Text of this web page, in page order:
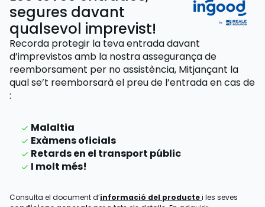
segures davant
qualsevol imprevist!
Recorda protegir la teva entrada davant
d’imprevistos amb la nostra assegurança de
reemborsament per no assistència, Mitjançant la
qual se’t reemborsarà el preu de l’entradaen cas de
:
Malaltia
Exàmens oficials
Retards en el transport públic
I molt més!
Consulta el document d’informació del productei les seves